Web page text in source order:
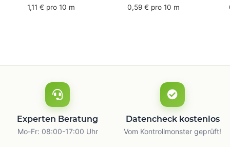
mm x 50 m - mit
1,11 € pro 10 m
mm x 66 m
0,59 € pro 10 m
Experten Beratung
Mo-Fr: 08:00-17:00 Uhr
Datencheck kostenlos
Vom Kontrollmonster geprüft!